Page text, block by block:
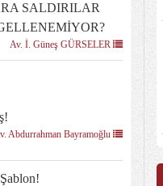
SALDIRILAR
Av. İ. Güneş GÜRSELER
Abdurrahman Bayramoğlu